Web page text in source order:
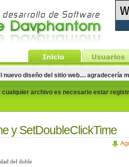
nuevo diseño del sitio web.... agradecería
archivo es necesario estar
y SetDoubleClickTime
del doble